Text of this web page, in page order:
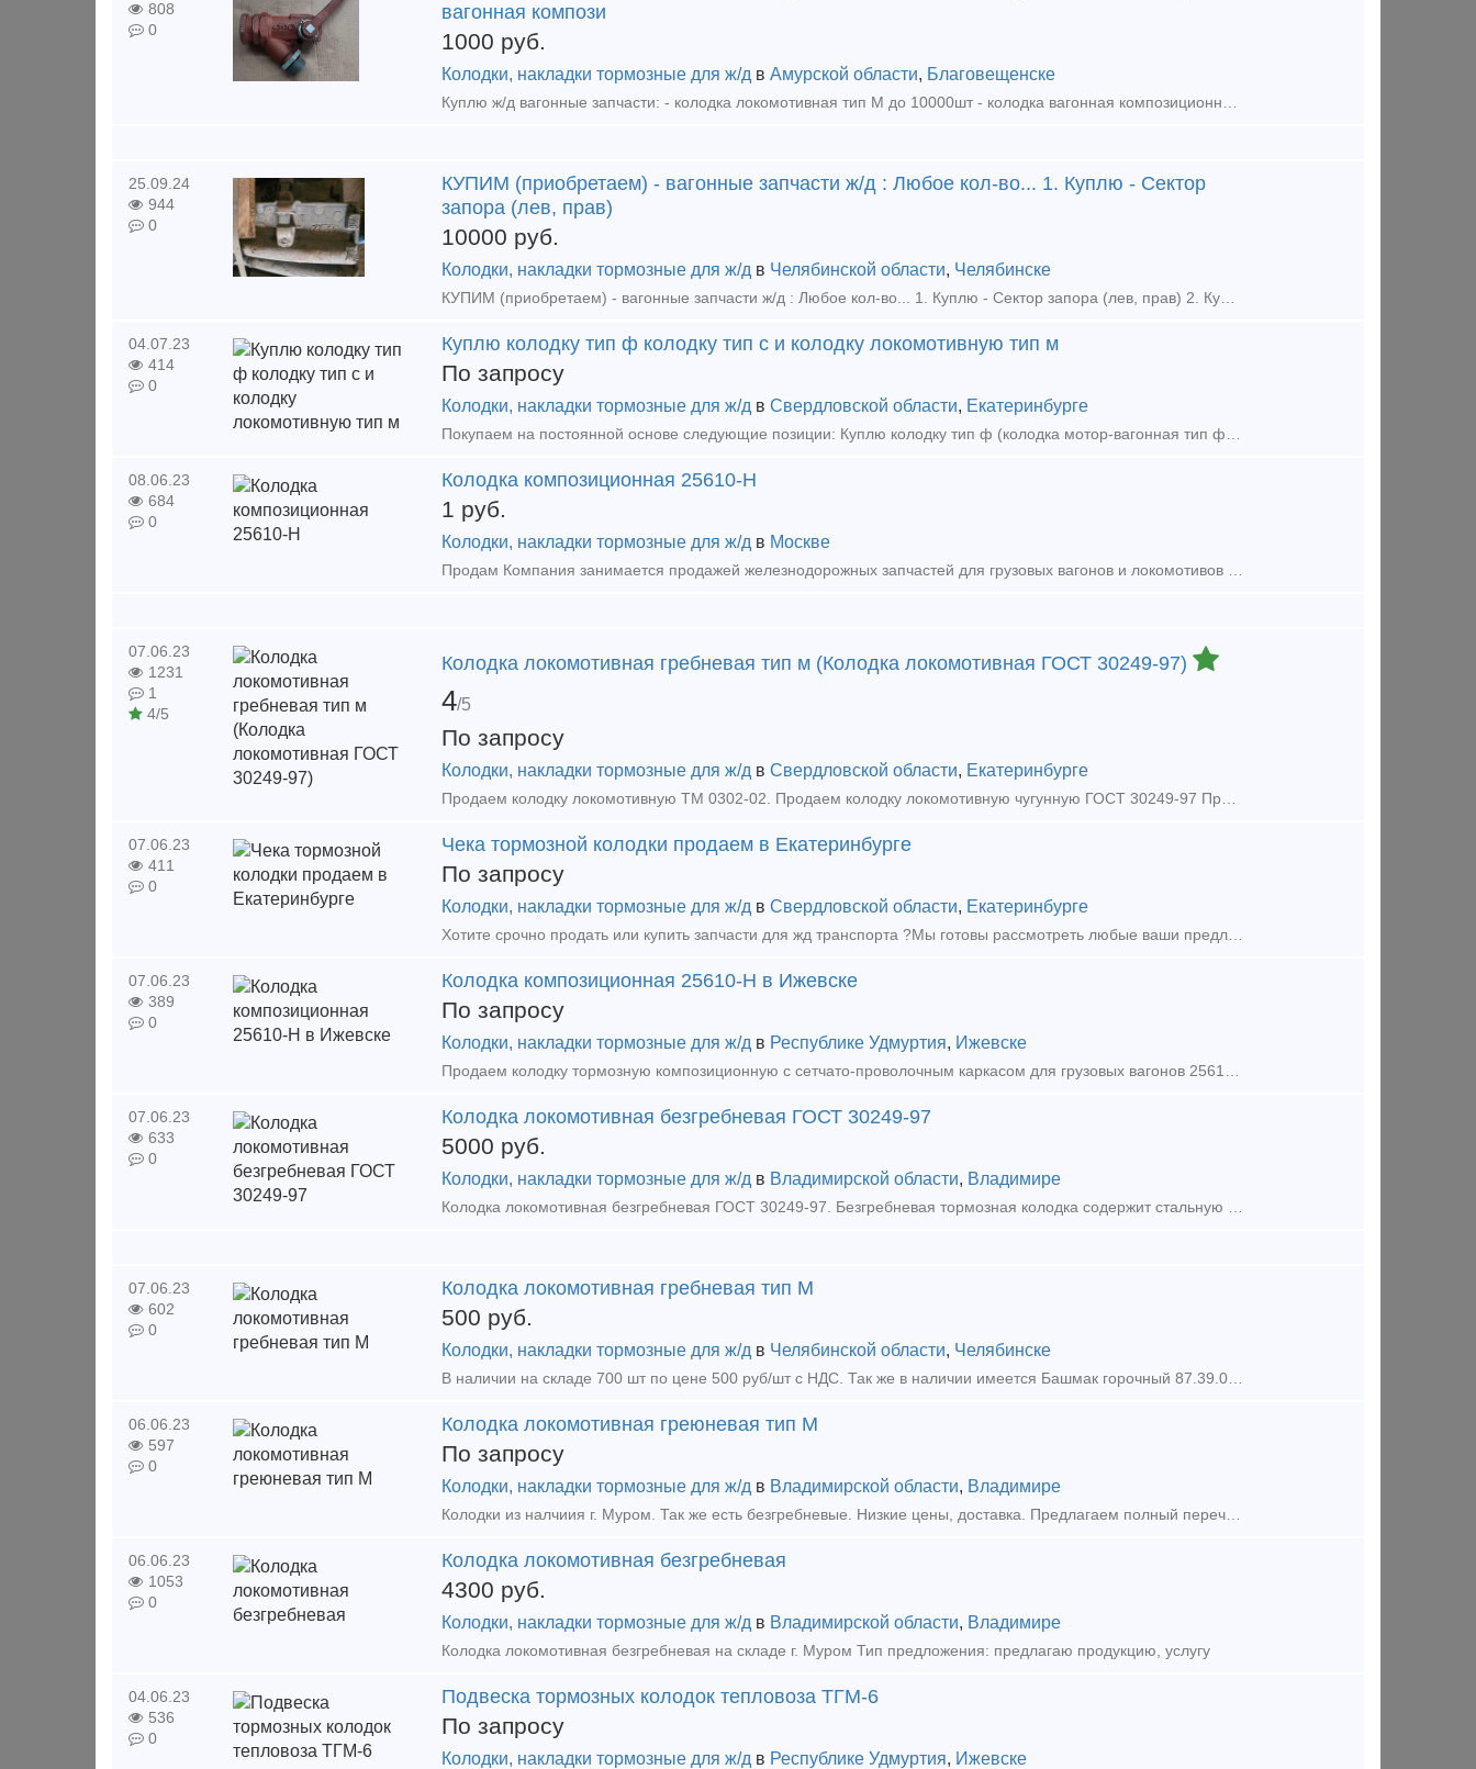
808
0
вагонная компози
1000 руб.
Колодки, накладки тормозные для ж/д в Амурской области, Благовещенске
Куплю ж/д вагонные запчасти: - колодка локомотивная тип М до 10000шт - колодка вагонная композиционная 25610-Н до 10000шт - клин фрикционный СЧ35 м1698.00.003 до 5000шт Приобретаем на постоя
25.09.24
944
0
КУПИМ (приобретаем) - вагонные запчасти ж/д : Любое кол-во... 1. Куплю - Сектор
запора (лев, прав)
10000 руб.
Колодки, накладки тормозные для ж/д в Челябинской области, Челябинске
КУПИМ (приобретаем) - вагонные запчасти ж/д : Любое кол-во... 1. Куплю - Сектор запора (лев, прав) 2. Куплю - Аппарата поглощающий рт 120 3. Куплю - Поглощающий аппарат 73zw 4. Куплю -
04.07.23
414
0
Куплю колодку тип ф колодку тип с и колодку локомотивную тип м
По запросу
Колодки, накладки тормозные для ж/д в Свердловской области, Екатеринбурге
Покупаем на постоянной основе следующие позиции: Куплю колодку тип ф (колодка мотор-вагонная тип ф фосфористая) колодка локомотивная тип м чека тормозной колодки кран 4314, 431
08.06.23
684
0
Колодка композиционная 25610-Н
1 руб.
Колодки, накладки тормозные для ж/д в Москве
Продам Компания занимается продажей железнодорожных запчастей для грузовых вагонов и локомотивов . Кран 4314 , 4314Б, 4300 , 4302,4308,4340 . Рукав р17б . Трубка рукава р17б. Тройник 4375.
07.06.23
1231
1
4/5
Колодка локомотивная гребневая тип м (Колодка локомотивная ГОСТ 30249-97)
4/5
По запросу
Колодки, накладки тормозные для ж/д в Свердловской области, Екатеринбурге
Продаем колодку локомотивную ТМ 0302-02. Продаем колодку локомотивную чугунную ГОСТ 30249-97 Продаем колодку локомотивную тип м ГОСТ 30249-97 Продаем колодку для локомотивов тормозну
07.06.23
411
0
Чека тормозной колодки продаем в Екатеринбурге
По запросу
Колодки, накладки тормозные для ж/д в Свердловской области, Екатеринбурге
Хотите срочно продать или купить запчасти для жд транспорта ?Мы готовы рассмотреть любые ваши предложения. Срочный выкуп вагонных колодок тип С на выгодных условиях! Скупка Колодок вагонны
07.06.23
389
0
Колодка композиционная 25610-Н в Ижевске
По запросу
Колодки, накладки тормозные для ж/д в Республике Удмуртия, Ижевске
Продаем колодку тормозную композиционную с сетчато-проволочным каркасом для грузовых вагонов 25610-Н, ТУ 2571-028-00149386-2000. Новая 2012 г.в. сертификаты, цена от 250 руб с НДС. ЭК Ф
07.06.23
633
0
Колодка локомотивная безгребневая ГОСТ 30249-97
5000 руб.
Колодки, накладки тормозные для ж/д в Владимирской области, Владимире
Колодка локомотивная безгребневая ГОСТ 30249-97. Безгребневая тормозная колодка содержит стальную пластину, чугунное дугообразное тело, снабженное фрикционными элементами, заложенными в тело к
07.06.23
602
0
Колодка локомотивная гребневая тип М
500 руб.
Колодки, накладки тормозные для ж/д в Челябинской области, Челябинске
В наличии на складе 700 шт по цене 500 руб/шт с НДС. Так же в наличии имеется Башмак горочный 87.39.00СБ по 880 руб/шт с НДС, Плита упорная 106.00.003-0 по 2200 руб/шт, Сектор запора правый/ле
06.06.23
597
0
Колодка локомотивная греюневая тип М
По запросу
Колодки, накладки тормозные для ж/д в Владимирской области, Владимире
Колодки из налчиия г. Муром. Так же есть безгребневые. Низкие цены, доставка. Предлагаем полный перечень материалов ВСП по конкурентным ценам. Тип предложения: предлагаю продукцию, усл
06.06.23
1053
0
Колодка локомотивная безгребневая
4300 руб.
Колодки, накладки тормозные для ж/д в Владимирской области, Владимире
Колодка локомотивная безгребневая на складе г. Муром Тип предложения: предлагаю продукцию, услугу
04.06.23
536
0
Подвеска тормозных колодок тепловоза ТГМ-6
По запросу
Колодки, накладки тормозные для ж/д в Республике Удмуртия, Ижевске